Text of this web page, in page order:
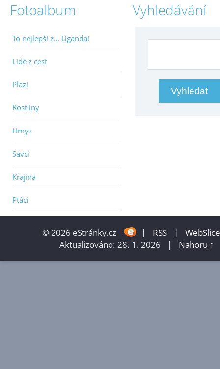
Fotoalbum
To nejlepší z... Uganda!
Lidé z cest
Plazi
Rostliny
Hmyz
Savci
Krajina
Ptáci
Vyhledávání
© 2026 eStránky.cz | RSS |
WebSlice
Aktualizováno: 28. 1. 2026
| Nahoru ↑